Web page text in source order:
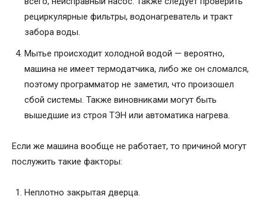
рециркулярные фильтры, водонагреватель и тракт
забора воды.
Мытье происходит холодной водой — вероятно,
машина не имеет термодатчика, либо же он сломался,
поэтому программатор не заметил, что произошел
сбой системы. Также виновниками могут быть
вышедшие из строя ТЭН или автоматика нагрева.
Если же машина вообще не работает, то причиной могут
послужить такие факторы:
Неплотно закрытая дверца.